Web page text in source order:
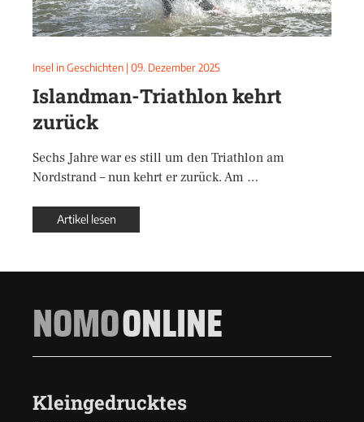
Insel in Geschichten | 09. Dezember 2025
Islandman-Triathlon kehrt
zurück
Sechs Jahre war es still um den Triathlon am
Nordstrand – nun kehrt er zurück. Am …
Artikel lesen
NOMOONLINE
Kleingedrucktes